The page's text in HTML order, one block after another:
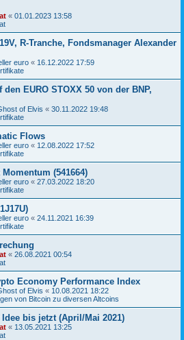
« 01.01.2023 13:58
R-Tranche, Fondsmanager Alexander
euro « 16.12.2022 17:59
EURO STOXX 50 von der BNP,
of Elvis « 30.11.2022 19:48
Flows
euro « 12.08.2022 17:52
(541664)
euro « 27.03.2022 18:20
euro « 24.11.2021 16:39
« 26.08.2021 00:54
Economy Performance Index
of Elvis « 10.08.2021 18:22
von Bitcoin zu diversen Altcoins
bis jetzt (April/Mai 2021)
« 13.05.2021 13:25